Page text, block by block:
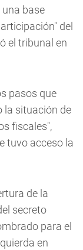
base
del
el tribunal en
pasos que
la situación de
fiscales",
tuvo acceso la
de la
secreto
para el
en